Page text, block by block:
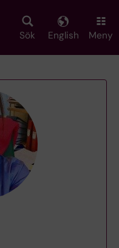
Sök English Meny